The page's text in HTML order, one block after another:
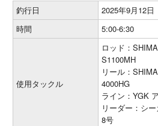
釣行日
2025年9月12日
時間
5:00-6:30
使用タックル
ロッド：
S1100MH
リール：
4000HG
ライン：YGK
リーダー：シ
8号